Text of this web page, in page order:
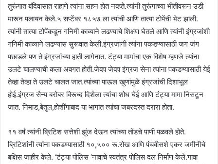
तुरूंगात बंदिवासात राहाणे त्यांना सहन होत नव्हते.त्यांनी तुरूंगाच्या भींतीवरून उडी
मारून पलायन केले.५ सप्टेंबर १८५७ ला त्यांची आणि तात्या टोपेंची भेट झाली.
त्यांनी तात्या टोपेंकडून गनिमी काव्याने लढण्याचे शिक्षण घेतले आणि त्यांनी इंग्रजांशी
गनिमी काव्याने लढण्यास सुरूवात केली.इंग्रजांनी त्यांना पकडण्यासाठी जग जंग
पछाडले पण ते इंग्रजांच्या हाती लागेनात. टंट्या मामांचा एक विशेष म्हणजे त्यांना
उलटे चालण्याची कला अवगत होती.जेव्हा जेव्हा इंग्रज सेना त्यांना पकडण्यासाठी येई
तेव्हा तेव्हा ते उलटे चालत जात.त्यांच्या पाऊल खुणांमुळे इंग्रजांची दिशाभूल
होई.इंग्रज सैन्य बरोबर विरूध्द दिशेला त्यांचा शोध घेई आणि टंट्या मामा निसटून
जात. निमाड,बेतुल,होशींगाबाद या भागात त्यांचा जबरदस्त दरारा होता.
११ वर्षं त्यांनी ब्रिटिश सत्तेशी झुंज देऊन त्यांच्या तोंडचे पाणी पळवले होते.
ब्रिटिशांनी त्यांना पकडण्यासाठी १०,५०० रू.रोख आणि पंचवीसशे एकर जमीनीचे
बक्षिस जाहीर केले. ‘टंट्या पोलिस ‘नावाचे स्वतंत्र पोलिस दल निर्माण केले.गावा